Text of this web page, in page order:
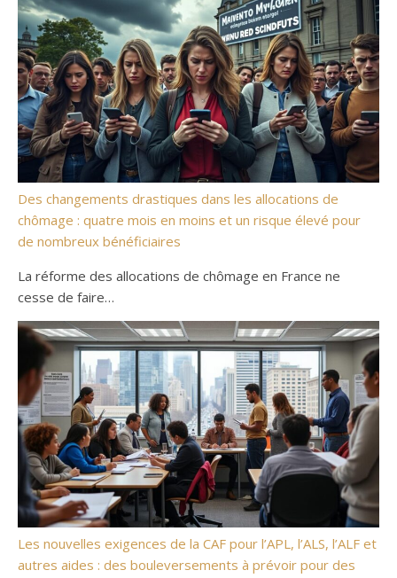
Des changements drastiques dans les allocations de
chômage : quatre mois en moins et un risque élevé pour
de nombreux bénéficiaires
La réforme des allocations de chômage en France ne
cesse de faire…
Les nouvelles exigences de la CAF pour l’APL, l’ALS, l’ALF et
autres aides : des bouleversements à prévoir pour des